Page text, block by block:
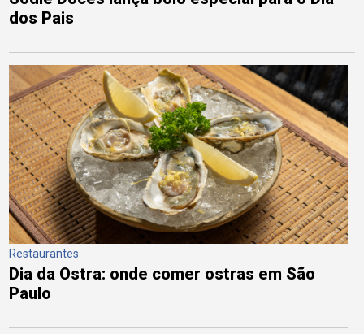
dos Pais
Restaurantes
Dia da Ostra: onde comer ostras em São
Paulo